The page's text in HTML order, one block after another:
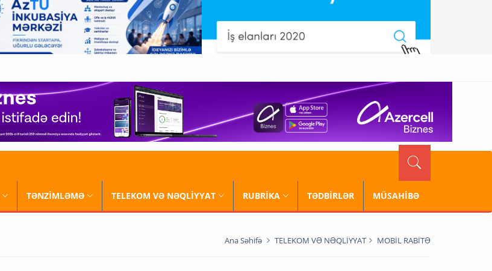
TƏNZİMLƏMƏ TELEKOM VƏ NƏQLİYYAT RUBRİKA TƏDBİRLƏR MÜSAHİBƏ
Ana Səhifə TELEKOM VƏ NƏQLİYYAT MOBİL RABİTƏ